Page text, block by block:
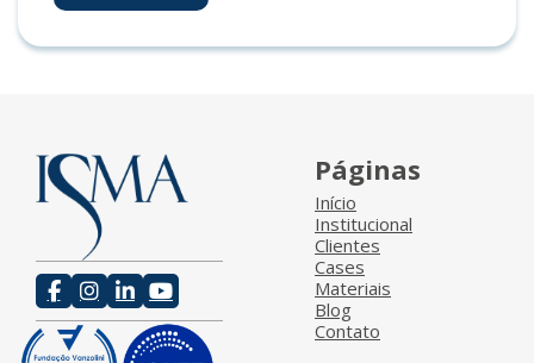
Páginas
Início
Institucional
Clientes
Cases
Materiais
Blog
Contato